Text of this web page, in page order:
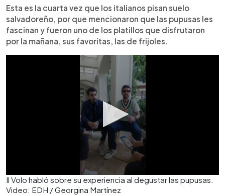
Esta es la cuarta vez que los italianos pisan suelo
salvadoreño, por que mencionaron que las pupusas les
fascinan y fueron uno de los platillos que disfrutaron
por la mañana, sus favoritas, las de frijoles.
Il Volo habló sobre su experiencia al degustar las pupusas.
Video: EDH / Georgina Martínez